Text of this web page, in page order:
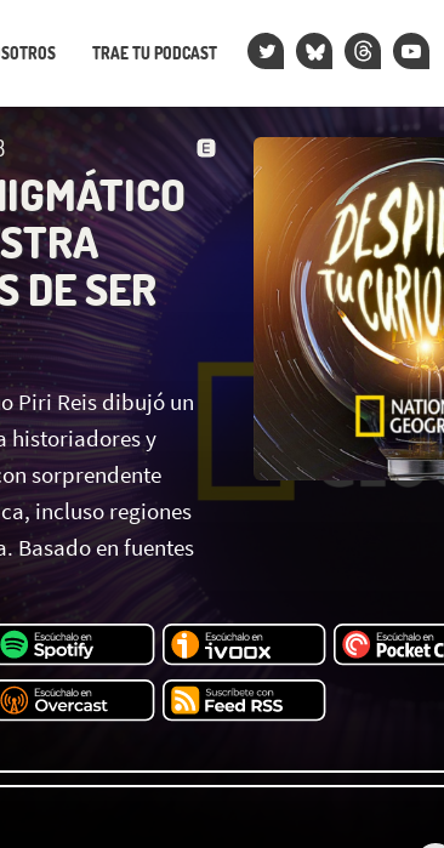
TRAE TU PODCAST
DE SER
Piri Reis dibujó un
historiadores y
sorprendente
incluso regiones
Basado en fuentes